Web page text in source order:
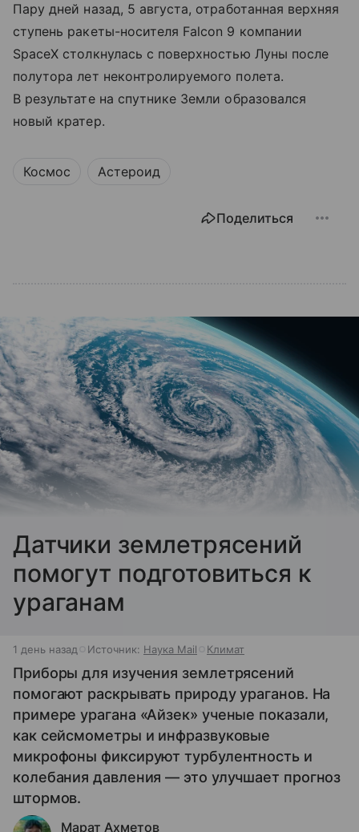
Пару дней назад, 5 августа, отработанная верхняя
ступень ракеты-носителя Falcon 9 компании
SpaceX столкнулась с поверхностью Луны после
полутора лет неконтролируемого полета.
В результате на спутнике Земли образовался
новый кратер.
Космос Астероид
Поделиться
Датчики землетрясений
помогут подготовиться к
ураганам
1 день назад Источник: Наука Mail Климат
Приборы для изучения землетрясений
помогают раскрывать природу ураганов. На
примере урагана «Айзек» ученые показали,
как сейсмометры и инфразвуковые
микрофоны фиксируют турбулентность и
колебания давления — это улучшает прогноз
штормов.
Марат Ахметов